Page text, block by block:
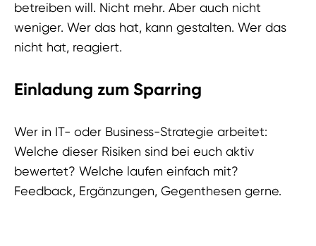
betreiben will. Nicht mehr. Aber auch nicht
weniger. Wer das hat, kann gestalten. Wer das
nicht hat, reagiert.
Einladung zum Sparring
Wer in IT- oder Business-Strategie arbeitet:
Welche dieser Risiken sind bei euch aktiv
bewertet? Welche laufen einfach mit?
Feedback, Ergänzungen, Gegenthesen gerne.